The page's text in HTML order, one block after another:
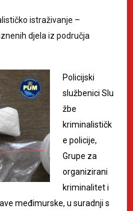
istraživanje –
djela iz područja
Policijski
službenici Slu
žbe
kriminalističk
e policije,
Grupe za
organizirani
kriminalitet i
međimurske, u suradnji s